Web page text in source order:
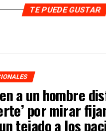
TE PUEDE GUSTAR
a un hombre
por mirar
tejado a los